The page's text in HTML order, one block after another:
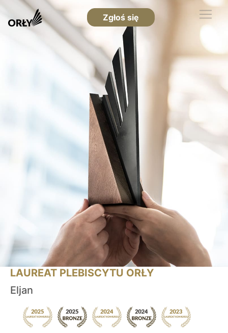
Zgłoś się
LAUREAT PLEBISCYTU ORŁY
Eljan